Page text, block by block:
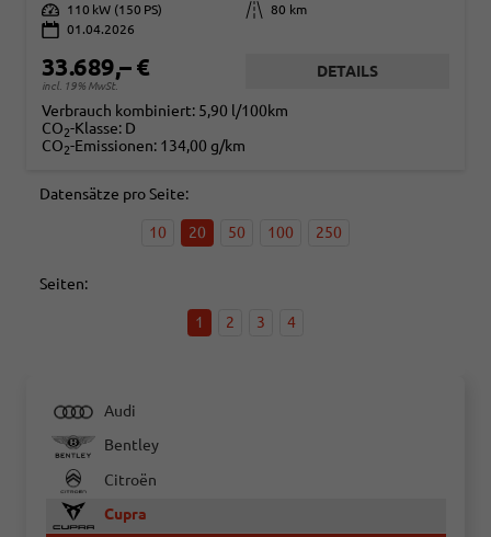
Leistung
110 kW (150 PS) Kilometerstand
80 km
01.04.2026
33.689,– €
incl. 19% MwSt.
DETAILS
Verbrauch kombiniert: 5,90 l/100km
CO2-Klasse: D
CO2-Emissionen: 134,00 g/km
Datensätze pro Seite:
10 20 50 100 250
Seiten:
1 2 3 4
Audi
Bentley
Citroën
Cupra